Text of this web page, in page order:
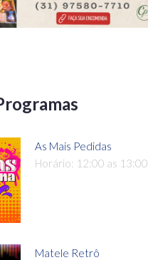
As Mais Pedidas
Horário: 12:00 as 13:00
Matele Retrô